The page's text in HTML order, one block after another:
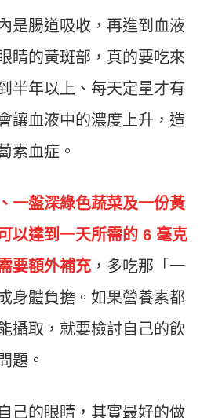
是腸道吸收，再進到血液
睛的黃斑部，真的要吃來
半年以上、每天定量才有
讓血液中的濃度上升，造
素血症。
一盤深綠色蔬菜及一份黃
以達到一天所需的 6 毫克
要額外補充 ，多吃那「一
身體負擔。如果營養素都
攝取，就要檢討自己的飲
題。
己的眼睛，其實最好的做